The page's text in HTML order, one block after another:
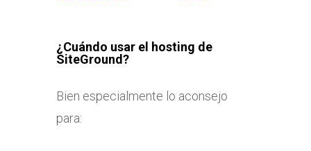
¿Cuándo usar el hosting de
SiteGround?
Bien especialmente lo aconsejo
para: